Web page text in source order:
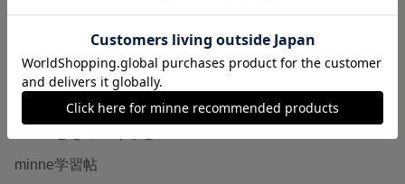
販売支援企画・イベント
minne学習帖